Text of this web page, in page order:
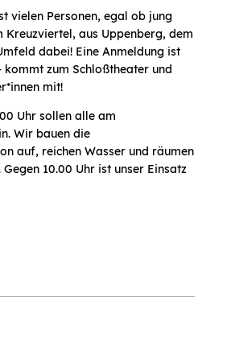
vielen Personen, egal ob jung
Kreuzviertel, aus Uppenberg, dem
dabei! Eine Anmeldung ist
kommt zum Schloßtheater und
mit!
Uhr sollen alle am
Wir bauen die
auf, reichen Wasser und räumen
10.00 Uhr ist unser Einsatz